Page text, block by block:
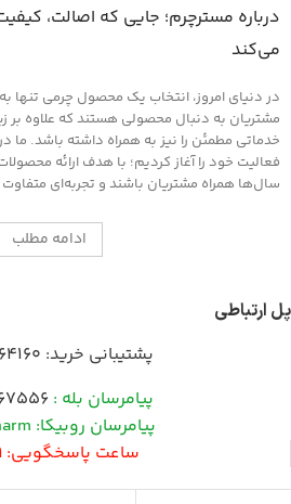
مناسب درباره مسترچرم؛ جایی که اصالت،
می‌کند
در دنیای امروز، انتخاب یک محصول چرمی
مشتریان به دنبال محصولی هستند که علاوه بر
خدماتی مطمئن را نیز به همراه داشته باشد. ما
فعالیت خود را آغاز کردیم؛ با هدف ارائه
سال‌ها همراه مشتریان باشند و تجربه‌ای متفاوت
ادامه مطلب
پل ارتباطی
پشتیبانی خرید:
پیامرسان بله :
پیامرسان روبیکا: Mr_charm@
ساعت پاسخگویی: 9 تا 18